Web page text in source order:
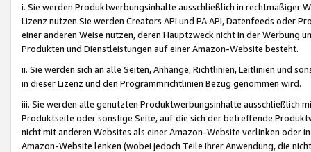
i. Sie werden Produktwerbungsinhalte ausschließlich in rechtmäßiger
Lizenz nutzen.Sie werden Creators API und PA API, Datenfeeds oder
einer anderen Weise nutzen, deren Hauptzweck nicht in der Werbung
Produkten und Dienstleistungen auf einer Amazon-Website besteht.
ii. Sie werden sich an alle Seiten, Anhänge, Richtlinien, Leitlinien und
in dieser Lizenz und den Programmrichtlinien Bezug genommen wird.
iii. Sie werden alle genutzten Produktwerbungsinhalte ausschließlich
Produktseite oder sonstige Seite, auf die sich der betreffende
nicht mit anderen Websites als einer Amazon-Website verlinken oder
Amazon-Website lenken (wobei jedoch Teile Ihrer Anwendung, die